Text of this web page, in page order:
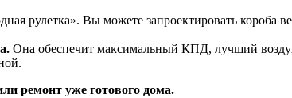
рулетка». Вы можете запроектировать
Она обеспечит максимальный КПД, лучший
ремонт уже готового дома.